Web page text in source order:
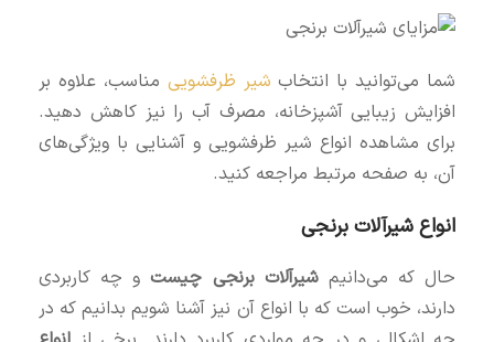
شما می‌توانید با انتخاب شیر ظرفشویی مناسب، علاوه بر
افزایش زیبایی آشپزخانه، مصرف آب را نیز کاهش دهید.
برای مشاهده انواع شیر ظرفشویی و آشنایی با ویژگی‌های
آن، به صفحه مرتبط مراجعه کنید.
انواع شیرآلات برنجی
حال که می‌دانیم شیرآلات برنجی چیستو چه کاربردی
دارند، خوب است که با انواع آن نیز آشنا شویم بدانیم که در